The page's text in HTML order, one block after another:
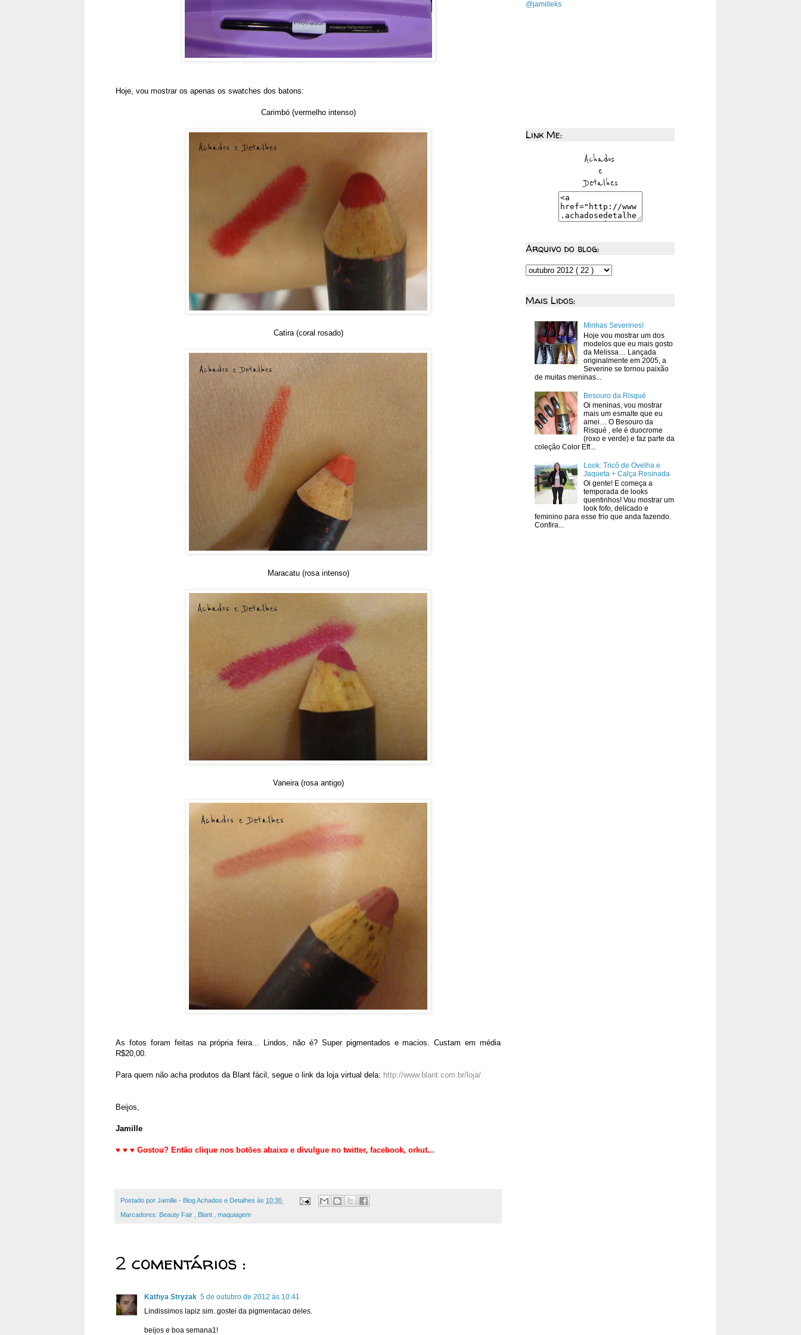
Hoje, vou mostrar os apenas os swatches dos batons:
Carimbó (vermelho intenso)
Catira (coral rosado)
Maracatu (rosa intenso)
Vaneira (rosa antigo)
As fotos foram feitas na própria feira... Lindos, não é? Super pigmentados e macios. Custam em média
R$20,00.
Para quem não acha produtos da Blant fácil, segue o link da loja virtual dela: http://www.blant.com.br/loja/
Beijos,
Jamille
♥ ♥ ♥ Gostou? Então clique nos botões abaixo e divulgue no twitter, facebook, orkut...
Postado por Jamille - Blog Achados e Detalhes às 10:30
Marcadores: Beauty Fair Blant maquiagem
2 comentários :
Kathya Stryzak 5 de outubro de 2012 às 10:41
Lindissimos lapiz sim..gostei da pigmentacao deles.
beijos e boa semana1!
@jamilleks
Link Me:
Arquivo do blog:
Mais Lidos:
Minhas Severines!
Hoje vou mostrar um dos
modelos que eu mais gosto
da Melissa… Lançada
originalmente em 2005, a
Severine se tornou paixão
de muitas meninas...
Besouro da Risqué
Oi meninas, vou mostrar
mais um esmalte que eu
amei… O Besouro da
Risqué , ele é duocrome
(roxo e verde) e faz parte da
coleção Color Eff...
Look: Tricô de Ovelha e
Jaqueta + Calça Resinada
Oi gente! E começa a
temporada de looks
quentinhos! Vou mostrar um
look fofo, delicado e
feminino para esse frio que anda fazendo.
Confira...